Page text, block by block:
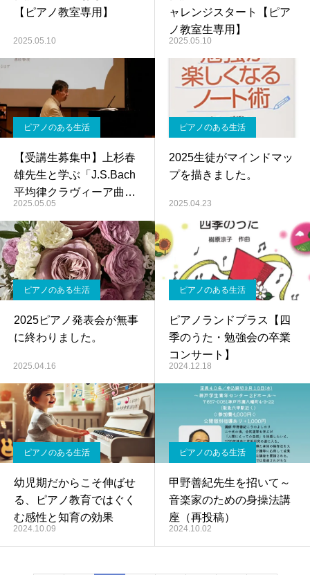
【ピアノ教室専用】
2025.05.10
ャレンジスタート【ピア
ノ教室生専用】
2025.05.10
ピアノのある生活
【受講生募集中】上杉春
雄先生と学ぶ「J.S.Bach
平均律クラヴィーア曲集
第2巻セミナー」
2025.05.05
ピアノのある生活
2025生徒がマインドマッ
プを描きました。
2025.04.23
ピアノのある生活
2025ピアノ発表会が無事
に終わりました。
2025.04.16
ピアノのある生活
ピアノランドプラス【四
季のうた・勉強会の卒業
コンサート】
2024.12.18
ピアノのある生活
幼児期だからこそ伸ばせ
る、ピアノ教育ではぐく
む感性と知育の効果
2024.10.09
ピアノのある生活
甲野善紀先生を招いて～
音楽家のための身操法講
座（再投稿）
2024.10.02